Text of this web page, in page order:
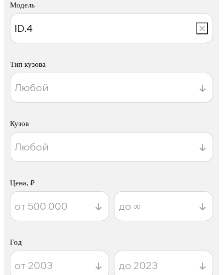
Модель
Тип кузова
Кузов
Цена, ₽
Год